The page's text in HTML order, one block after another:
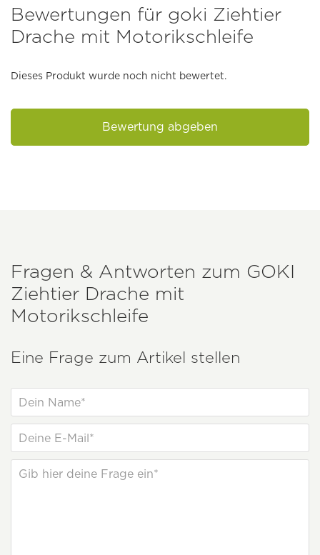
Bewertungen für goki Ziehtier
Drache mit Motorikschleife
Dieses Produkt wurde noch nicht bewertet.
Bewertung abgeben
Fragen & Antworten zum GOKI
Ziehtier Drache mit
Motorikschleife
Eine Frage zum Artikel stellen